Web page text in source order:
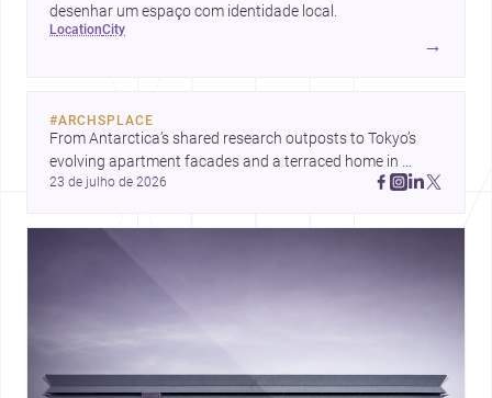
desenhar um espaço com identidade local.
location city
→
#ARCHSPLACE
From Antarctica’s shared research outposts to Tokyo’s
evolving apartment facades and a terraced home in
Amman, these projects show how architecture adapts to
23 de julho de 2026